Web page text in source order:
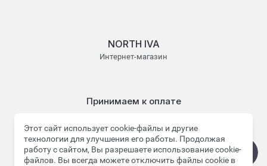
NORTH IVA
Интернет-магазин
Принимаем к оплате
© 2022 - 2026 NORTH IVA
Этот сайт использует cookie-файлы и другие
технологии для улучшения его работы. Продолжая
работу с сайтом, Вы разрешаете использование cookie-
файлов. Вы всегда можете отключить файлы cookie в